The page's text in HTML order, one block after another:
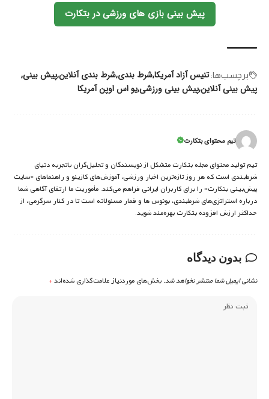
پیش بینی بازی های ورزشی در بتکارت
برچسب‌‌ها: تنیس آزاد آمریکاشرط بندیشرط بندی آنلاینپیش بینی
پیش بینی آنلاینپیش بینی ورزشییو اس اوپن آمریکا
تیم محتوای بتکارت
تیم تولید محتوای مجله بتکارت متشکل از نویسندگان و تحلیل‌گران باتجربه دنیای
شرط‌بندی است که هر روز تازه‌ترین اخبار ورزشی، آموزش‌های کازینو و راهنماهای «سایت
پیش‌بینی بتکارت» را برای کاربران ایرانی فراهم می‌کند. مأموریت ما ارتقای آگاهی شما
درباره استراتژی‌های شرطبندی، بونوس ها و قمار مسئولانه است تا در کنار سرگرمی، از
حداکثر ارزش افزوده بتکارت بهره‌مند شوید.
بدون دیدگاه
نشانی ایمیل شما منتشر نخواهد شد. بخش‌های موردنیاز علامت‌گذاری شده‌اند*